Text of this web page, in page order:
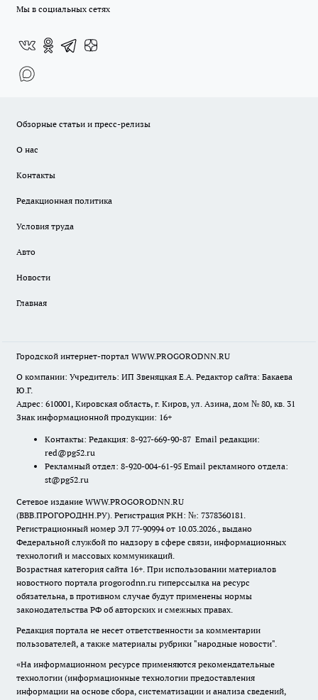
Мы в социальных сетях
Обзорные статьи и пресс-релизы
О нас
Контакты
Редакционная политика
Условия труда
Авто
Новости
Главная
Городской интернет-портал WWW.PROGORODNN.RU
О компании: Учредитель: ИП Звеняцкая Е.А. Редактор сайта: Бакаева
Ю.Г.
Адрес: 610001, Кировская область, г. Киров, ул. Азина, дом № 80, кв. 31
Знак информационной продукции: 16+
Контакты: Редакция: 8-927-669-90-87 Email редакции:
red@pg52.ru
Рекламный отдел: 8-920-004-61-95 Email рекламного отдела:
st@pg52.ru
Сетевое издание WWW.PROGORODNN.RU
(ВВВ.ПРОГОРОДНН.РУ). Регистрация РКН: №: 7378360181.
Регистрационный номер ЭЛ 77-90994 от 10.03.2026., выдано
Федеральной службой по надзору в сфере связи, информационных
технологий и массовых коммуникаций.
Возрастная категория сайта 16+. При использовании материалов
новостного портала progorodnn.ru гиперссылка на ресурс
обязательна, в противном случае будут применены нормы
законодательства РФ об авторских и смежных правах.
Редакция портала не несет ответственности за комментарии
пользователей, а также материалы рубрики "народные новости".
«На информационном ресурсе применяются рекомендательные
технологии (информационные технологии предоставления
информации на основе сбора, систематизации и анализа сведений,